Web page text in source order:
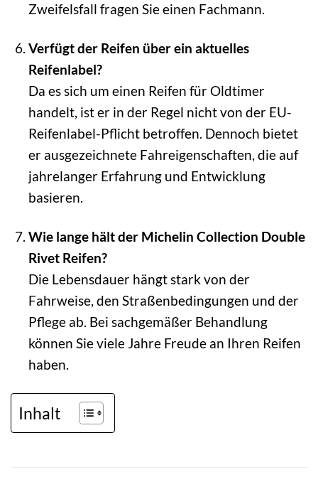
Zweifelsfall fragen Sie einen Fachmann.
Verfügt der Reifen über ein aktuelles
Reifenlabel?
Da es sich um einen Reifen für Oldtimer
handelt, ist er in der Regel nicht von der EU-
Reifenlabel-Pflicht betroffen. Dennoch bietet
er ausgezeichnete Fahreigenschaften, die auf
jahrelanger Erfahrung und Entwicklung
basieren.
Wie lange hält der Michelin Collection Double
Rivet Reifen?
Die Lebensdauer hängt stark von der
Fahrweise, den Straßenbedingungen und der
Pflege ab. Bei sachgemäßer Behandlung
können Sie viele Jahre Freude an Ihren Reifen
haben.
Inhalt